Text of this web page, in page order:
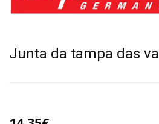
Junta da tampa das